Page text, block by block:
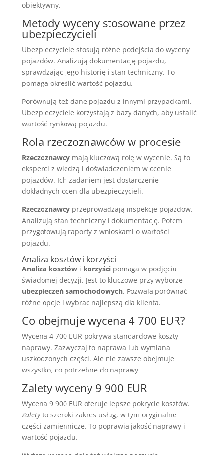
obiektywny.
Metody wyceny stosowane przez
ubezpieczycieli
Ubezpieczyciele stosują różne podejścia do wyceny
pojazdów. Analizują dokumentację pojazdu,
sprawdzając jego historię i stan techniczny. To
pomaga określić wartość pojazdu.
Porównują też dane pojazdu z innymi przypadkami.
Ubezpieczyciele korzystają z bazy danych, aby ustalić
wartość rynkową pojazdu.
Rola rzeczoznawców w procesie
Rzeczoznawcymają kluczową rolę w wycenie. Są to
eksperci z wiedzą i doświadczeniem w ocenie
pojazdów. Ich zadaniem jest dostarczenie
dokładnych ocen dla ubezpieczycieli.
Rzeczoznawcyprzeprowadzają inspekcje pojazdów.
Analizują stan techniczny i dokumentację. Potem
przygotowują raporty z wnioskami o wartości
pojazdu.
Analiza kosztów i korzyści
Analiza kosztówi korzyścipomaga w podjęciu
świadomej decyzji. Jest to kluczowe przy wyborze
ubezpieczeń samochodowych. Pozwala porównać
różne opcje i wybrać najlepszą dla klienta.
Co obejmuje wycena 4 700 EUR?
Wycena 4 700 EUR pokrywa standardowe koszty
naprawy. Zazwyczaj to naprawa lub wymiana
uszkodzonych części. Ale nie zawsze obejmuje
wszystko, co potrzebne do naprawy.
Zalety wyceny 9 900 EUR
Wycena 9 900 EUR oferuje lepsze pokrycie kosztów.
Zaletyto szeroki zakres usług, w tym oryginalne
części zamiennicze. To poprawia jakość naprawy i
wartość pojazdu.